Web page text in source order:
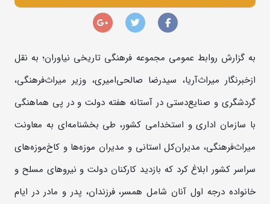
به گزارش روابط عمومی مجموعه فرهنگی تاریخی نیاوران؛ به نقل
ازخبرنگار میراث‌آریا، سیدرضا صالحی‌امیری، وزیر میراث‌فرهنگی،
گردشگری و صنایع‌دستی در آستانه هفته دولت و در پی هماهنگی
با سازمان اداری و استخدامی کشور، طی بخشنامه‌ای به معاونت
میراث‌فرهنگی، مدیران‌کل استانی و مدیران موزه‌ها و کاخ‌موزه‌های
سراسر کشور ابلاغ کرد که بازدید کارکنان دولت و نیروهای مسلح و
خانواده درجه اول آنان شامل همسر، فرزندان، پدر و مادر در ایام